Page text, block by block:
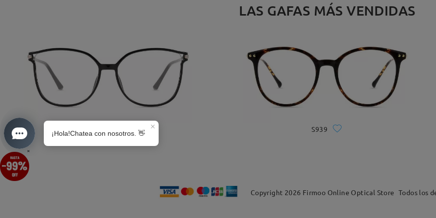
×
LAS GAFAS MÁS VENDIDAS
S939
Copyright 2026 Firmoo Online Optical Store Todos los